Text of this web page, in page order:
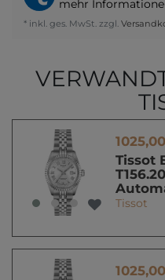
mehr
* inkl. ges. MwSt. zzgl.
Tissot
Tissot